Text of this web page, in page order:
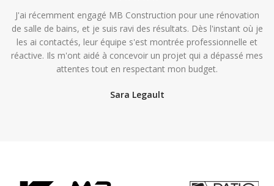
J'ai récemment engagé MB Construction pour une rénovation
de salle de bains, et je suis ravi des résultats. Dès l'instant où je
les ai contactés, leur équipe s'est montrée professionnelle et
réactive. Ils m'ont aidé à concevoir un projet qui a dépassé mes
attentes tout en respectant mon budget.
Sara Legault